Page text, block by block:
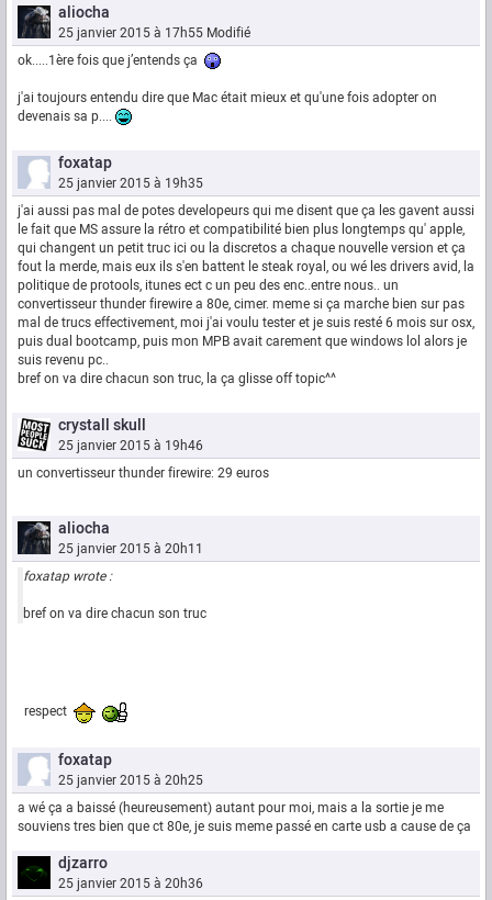
aliocha
25 janvier 2015 à 17h55 Modifié
ok.....1ère fois que j’entends ça
j'ai toujours entendu dire que Mac était mieux et qu'une fois adopter on
devenais sa p....
foxatap
25 janvier 2015 à 19h35
j'ai aussi pas mal de potes developeurs qui me disent que ça les gavent aussi
le fait que MS assure la rétro et compatibilité bien plus longtemps qu' apple,
qui changent un petit truc ici ou la discretos a chaque nouvelle version et ça
fout la merde, mais eux ils s'en battent le steak royal, ou wé les drivers avid, la
politique de protools, itunes ect c un peu des enc..entre nous.. un
convertisseur thunder firewire a 80e, cimer. meme si ça marche bien sur pas
mal de trucs effectivement, moi j'ai voulu tester et je suis resté 6 mois sur osx,
puis dual bootcamp, puis mon MPB avait carement que windows lol alors je
suis revenu pc..
bref on va dire chacun son truc, la ça glisse off topic^^
crystall skull
25 janvier 2015 à 19h46
un convertisseur thunder firewire: 29 euros
aliocha
25 janvier 2015 à 20h11
foxatap wrote :
bref on va dire chacun son truc
respect
foxatap
25 janvier 2015 à 20h25
a wé ça a baissé (heureusement) autant pour moi, mais a la sortie je me
souviens tres bien que ct 80e, je suis meme passé en carte usb a cause de ça
djzarro
25 janvier 2015 à 20h36